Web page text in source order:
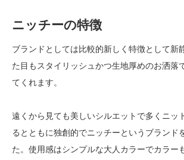
ニッチーの特徴
ブランドとしては比較的新しく特徴として新
た目もスタイリッシュかつ生地厚めのお洒落
てくれます。
遠くから見ても美しいシルエットで多くニッ
るとともに独創的でニッチーというブランド
た。使用感はシンプルな大人カラーでカラー